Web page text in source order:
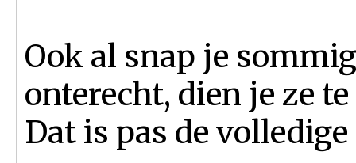
Ook al snap je
onterecht, dien je ze
Dat is pas de